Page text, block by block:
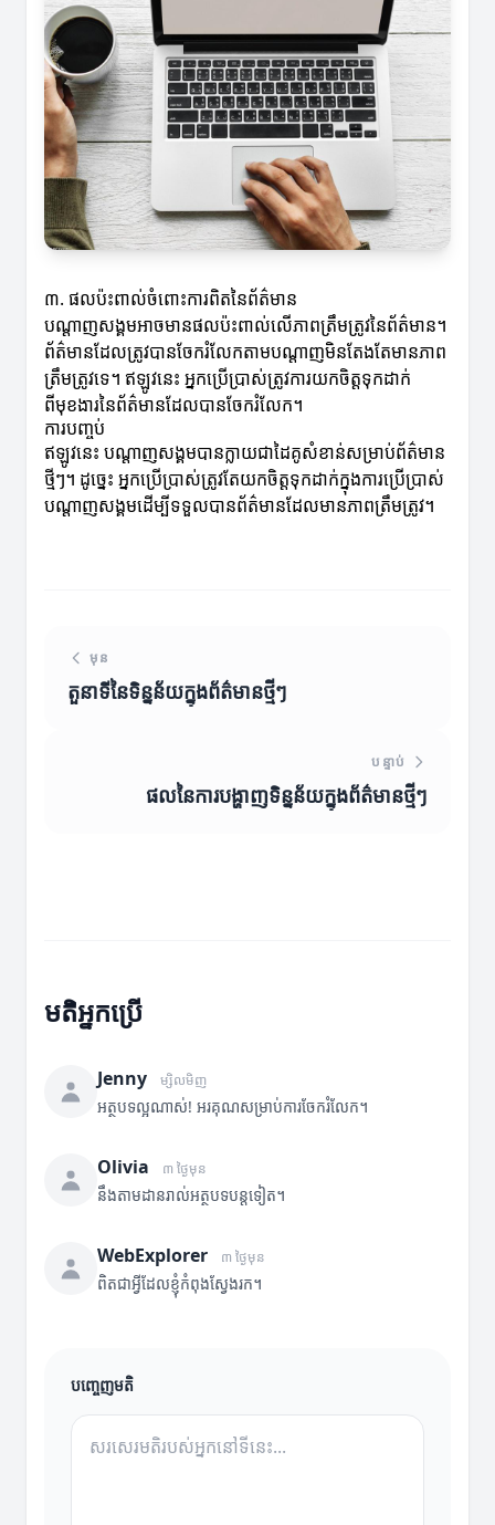
៣. ផលប៉ះពាល់ចំពោះការពិតនៃព័ត៌មាន
បណ្តាញសង្គមអាចមានផលប៉ះពាល់លើភាពត្រឹមត្រូវនៃព័ត៌មាន។
ព័ត៌មានដែលត្រូវបានចែករំលែកតាមបណ្តាញមិនតែងតែមានភាព
ត្រឹមត្រូវទេ។ ឥឡូវនេះ អ្នកប្រើប្រាស់ត្រូវការយកចិត្តទុកដាក់
ពីមុខងារនៃព័ត៌មានដែលបានចែករំលែក។
ការបញ្ចប់
ឥឡូវនេះ បណ្តាញសង្គមបានក្លាយជាដៃគូសំខាន់សម្រាប់ព័ត៌មាន
ថ្មីៗ។ ដូច្នេះ អ្នកប្រើប្រាស់ត្រូវតែយកចិត្តទុកដាក់ក្នុងការប្រើប្រាស់
បណ្តាញសង្គមដើម្បីទទួលបានព័ត៌មានដែលមានភាពត្រឹមត្រូវ។
មុន
តួនាទីនៃទិន្នន័យក្នុងព័ត៌មានថ្មីៗ
បន្ទាប់
ផលនៃការបង្ហាញទិន្នន័យក្នុងព័ត៌មានថ្មីៗ
មតិអ្នកប្រើ
Jenny ម្សិលមិញ
អត្ថបទល្អណាស់! អរគុណសម្រាប់ការចែករំលែក។
Olivia ៣ ថ្ងៃមុន
នឹងតាមដានរាល់អត្ថបទបន្តទៀត។
WebExplorer ៣ ថ្ងៃមុន
ពិតជាអ្វីដែលខ្ញុំកំពុងស្វែងរក។
បញ្ចេញមតិ